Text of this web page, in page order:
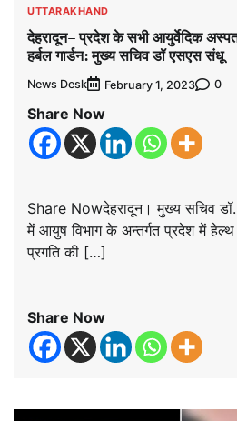
UTTARAKHAND
देहरादून– प्रदेश के सभी आयुर्वेदिक
हर्बल गार्डन: मुख्य सचिव डॉ एसएस संधू
News Desk February 1, 2023 0
Share Now
Share Nowदेहरादून। मुख्य सचिव
में आयुष विभाग के अन्तर्गत प्रदेश में
प्रगति की […]
Share Now